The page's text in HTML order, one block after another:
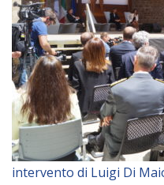
intervento di Luigi Di